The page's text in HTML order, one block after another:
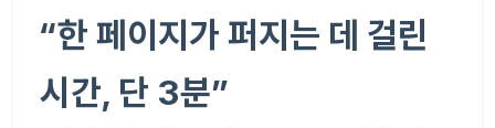
“한 페이지가 퍼지는 데 걸린
시간, 단 3분”